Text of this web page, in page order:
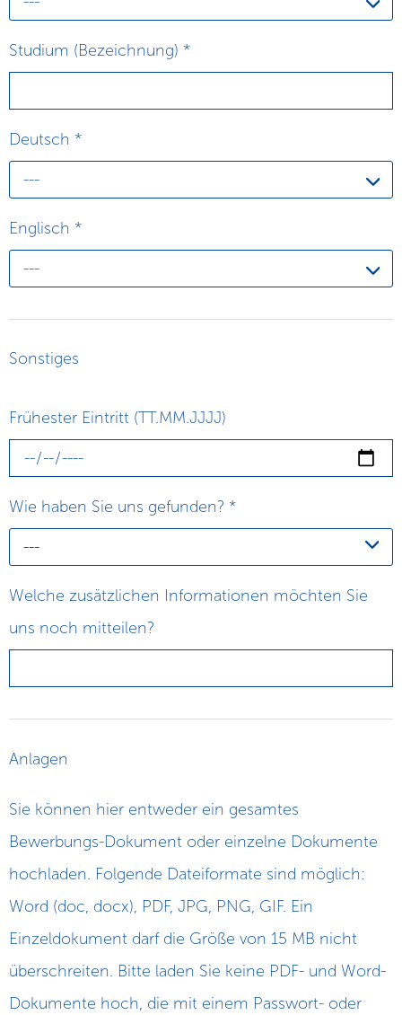
Studium (Bezeichnung) *
Deutsch *
---
Englisch *
---
Sonstiges
Frühester Eintritt (TT.MM.JJJJ)
Wie haben Sie uns gefunden? *
---
Welche zusätzlichen Informationen möchten Sie
uns noch mitteilen?
Anlagen
Sie können hier entweder ein gesamtes
Bewerbungs-Dokument oder einzelne Dokumente
hochladen. Folgende Dateiformate sind möglich:
Word (doc, docx), PDF, JPG, PNG, GIF. Ein
Einzeldokument darf die Größe von 15 MB nicht
überschreiten. Bitte laden Sie keine PDF- und Word-
Dokumente hoch, die mit einem Passwort- oder